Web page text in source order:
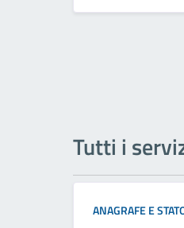
Tutti i
ANAGRAFE E